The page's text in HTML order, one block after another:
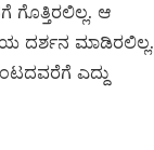
ಗೊತ್ತಿರಲಿಲ್ಲ. ಆ
ದರ್ಶನ ಮಾಡಿರಲಿಲ್ಲ.
ಎದ್ದು